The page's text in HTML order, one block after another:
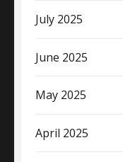
July 2025
June 2025
May 2025
April 2025